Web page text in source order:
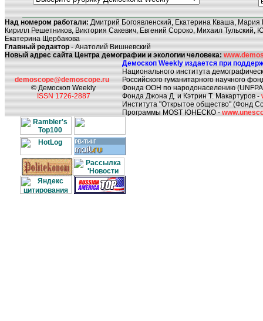
Над номером работали:Дмитрий Богоявленский, Екатерина Кваша,
Кирилл Решетников, Виктория Сакевич, Евгений Сороко, Михаил Тульский,
Екатерина Щербакова
Главный редактор- Анатолий Вишневский
Новый адрес сайта Центра демографии и экологии человека:
demoscope@demoscope.ru
© Демоскоп Weekly
ISSN 1726-2887
Демоскоп Weekly издается при
Национального института
Российского гуманитарного научного
Фонда ООН по народонаселению
Фонда Джона Д. и Кэтрин Т. Макартуров -
Института "Открытое общество" (Фонд
Программы MOST ЮНЕСКО -